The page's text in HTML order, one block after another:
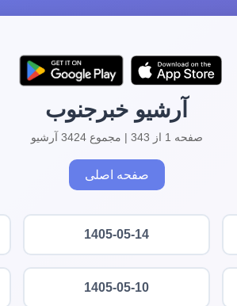
آرشیو خبرجنوب
صفحه 1 از 343 | مجموع 3424 آرشیو
صفحه اصلی
1405-05-14
1405-05-10